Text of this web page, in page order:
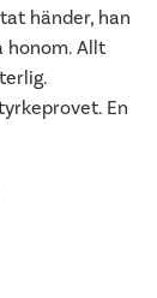
händer, han
honom. Allt
En